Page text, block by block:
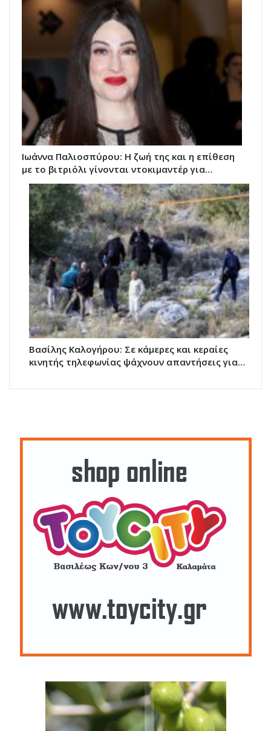
Ιωάννα Παλιοσπύρου: Η ζωή της και η επίθεση
με το βιτριόλι γίνονται ντοκιμαντέρ για…
Βασίλης Καλογήρου: Σε κάμερες και κεραίες
κινητής τηλεφωνίας ψάχνουν απαντήσεις για…